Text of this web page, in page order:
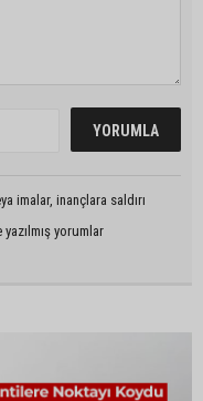
imalar, inançlara saldırı
yorumlar